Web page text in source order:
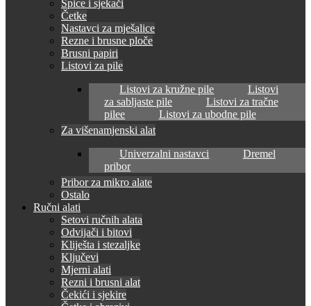
Špice i sjekači
Četke
Nastavci za mješalice
Rezne i brusne ploče
Brusni papiri
Listovi za pile
Listovi za kružne pile
Listovi
za sabljaste pile
Listovi za tračne
pilee
Listovi za ubodne pile
Za višenamjenski alat
Univerzalni nastavci
Dremel
pribor
Pribor za mikro alate
Ostalo
Ručni alati
Setovi ručnih alata
Odvijači i bitovi
Kliješta i stezaljke
Ključevi
Mjerni alati
Rezni i brusni alat
Čekići i sjekire